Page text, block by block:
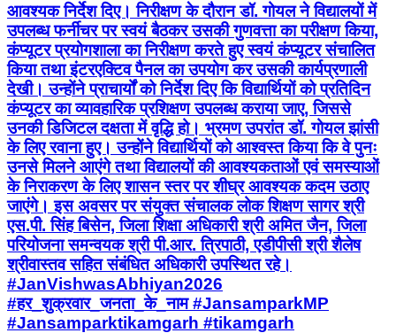
आवश्यक निर्देश दिए। निरीक्षण के दौरान डॉ. गोयल ने विद्यालयों में
उपलब्ध फर्नीचर पर स्वयं बैठकर उसकी गुणवत्ता का परीक्षण किया,
कंप्यूटर प्रयोगशाला का निरीक्षण करते हुए स्वयं कंप्यूटर संचालित
किया तथा इंटरएक्टिव पैनल का उपयोग कर उसकी कार्यप्रणाली
देखी। उन्होंने प्राचार्यों को निर्देश दिए कि विद्यार्थियों को प्रतिदिन
कंप्यूटर का व्यावहारिक प्रशिक्षण उपलब्ध कराया जाए, जिससे
उनकी डिजिटल दक्षता में वृद्धि हो। भ्रमण उपरांत डॉ. गोयल झांसी
के लिए रवाना हुए। उन्होंने विद्यार्थियों को आश्वस्त किया कि वे पुनः
उनसे मिलने आएंगे तथा विद्यालयों की आवश्यकताओं एवं समस्याओं
के निराकरण के लिए शासन स्तर पर शीघ्र आवश्यक कदम उठाए
जाएंगे। इस अवसर पर संयुक्त संचालक लोक शिक्षण सागर श्री
एस.पी. सिंह बिसेन, जिला शिक्षा अधिकारी श्री अमित जैन, जिला
परियोजना समन्वयक श्री पी.आर. त्रिपाठी, एडीपीसी श्री शैलेष
श्रीवास्तव सहित संबंधित अधिकारी उपस्थित रहे।
#JanVishwasAbhiyan2026
#हर_शुक्रवार_जनता_के_नाम #JansamparkMP
#Jansamparktikamgarh #tikamgarh